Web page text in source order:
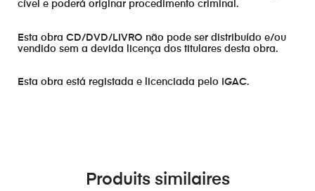
cível e poderá originar procedimento criminal.
Esta obra CD/DVD/LIVRO não pode ser distribuído e/ou
vendido sem a devida licença dos titulares desta obra.
Esta obra está registada e licenciada pelo IGAC.
Produits similaires